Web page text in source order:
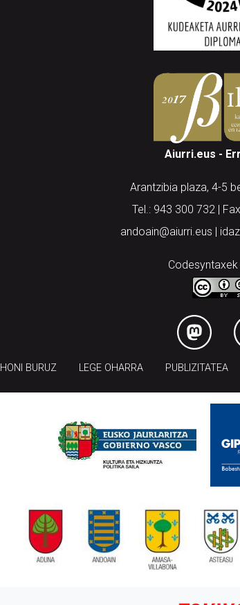
Aiurri.eus -
Arantzibia plaza, 4-5
Tel.: 943 300 732 |
andoain@aiurri.eus |
HONI BURUZ LEGE OHARRA PUBLIZITATEA